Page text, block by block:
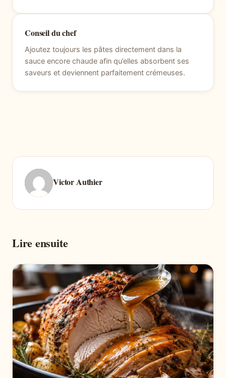
Conseil du chef
Ajoutez toujours les pâtes directement dans la
sauce encore chaude afin qu’elles absorbent ses
saveurs et deviennent parfaitement crémeuses.
Victor Authier
Lire ensuite